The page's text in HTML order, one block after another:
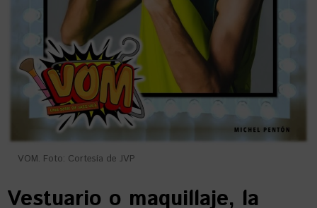
VOM. Foto: Cortesía de JVP
Vestuario o maquillaje, la